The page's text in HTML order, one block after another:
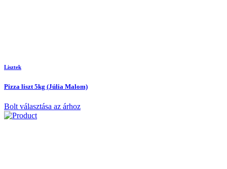
Lisztek
Pizza liszt 5kg (Júlia Malom)
Bolt választása az árhoz